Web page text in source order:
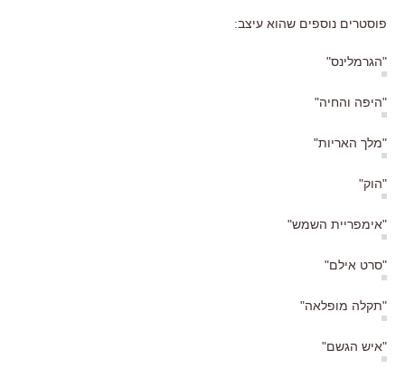
פוסטרים נוספים שהוא עיצב:
"הגרמלינס"
"היפה והחיה"
"מלך האריות"
"הוק"
"אימפריית השמש"
"סרט אילם"
"תקלה מופלאה"
"איש הגשם"